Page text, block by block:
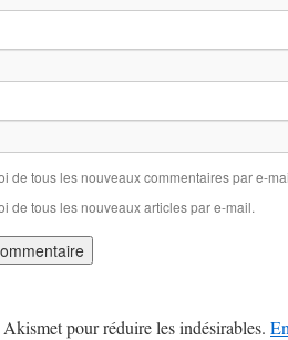
de tous les nouveaux commentaires par e-
de tous les nouveaux articles par e-mail.
pour réduire les indésirables.